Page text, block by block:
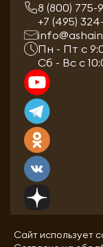
8 (800) 775-
+7 (495)
Пн - Пт с
Сб - Вс с
Сайт использует